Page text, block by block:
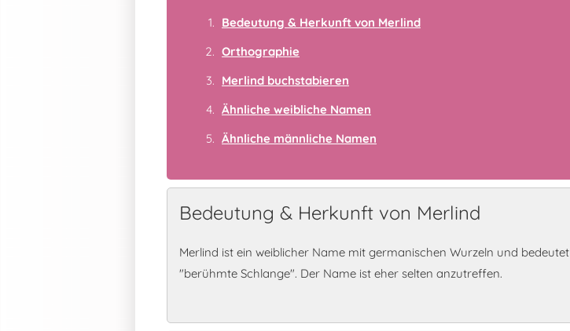
Bedeutung & Herkunft von Merlind
Orthographie
Merlind buchstabieren
Ähnliche weibliche Namen
Ähnliche männliche Namen
Bedeutung & Herkunft von Merlind
Merlind ist ein weiblicher Name mit germanischen Wurzeln und bedeutet
"berühmte Schlange". Der Name ist eher selten anzutreffen.